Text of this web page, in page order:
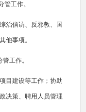
工作。
治信访、反邪教、国
他事项。
工作。
目建设等工作；协助
决策、聘用人员管理